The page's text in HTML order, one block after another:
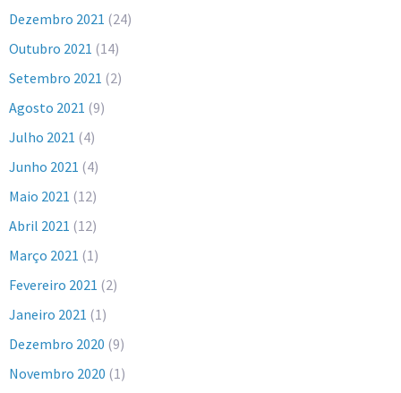
Dezembro 2021 (24)
Outubro 2021 (14)
Setembro 2021 (2)
Agosto 2021 (9)
Julho 2021 (4)
Junho 2021 (4)
Maio 2021 (12)
Abril 2021 (12)
Março 2021 (1)
Fevereiro 2021 (2)
Janeiro 2021 (1)
Dezembro 2020 (9)
Novembro 2020 (1)